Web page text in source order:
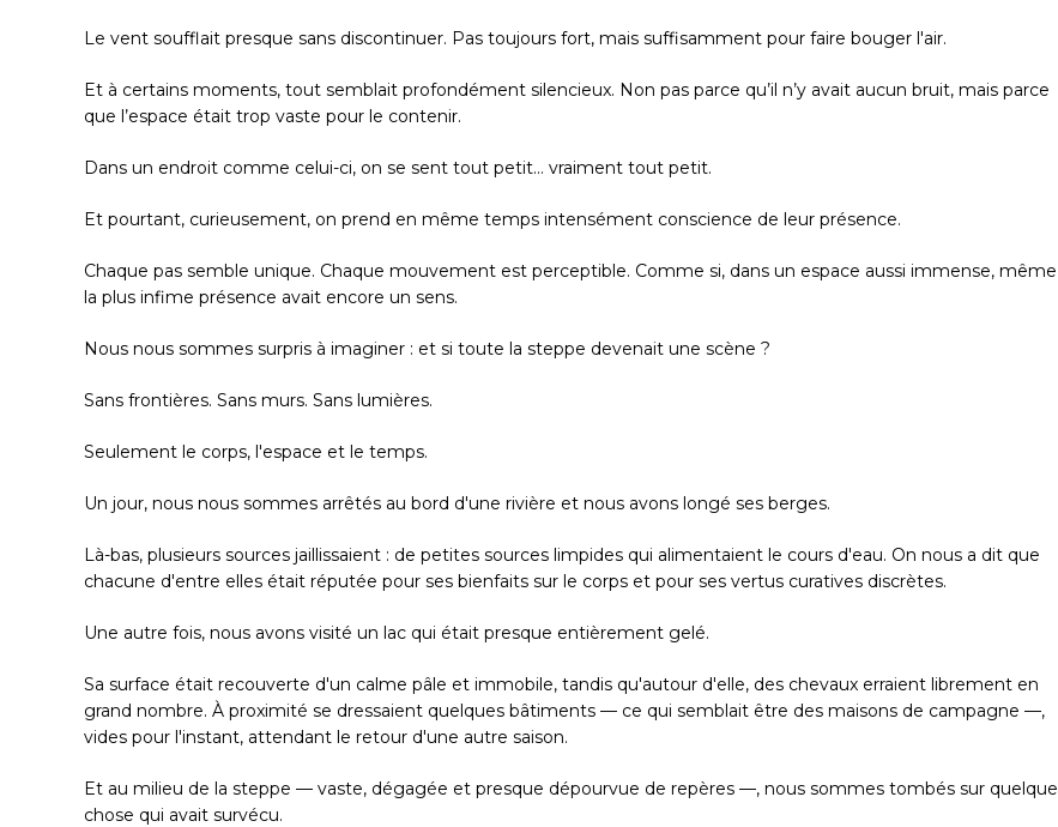
Le vent soufflait presque sans discontinuer. Pas toujours fort, mais suffisamment pour faire bouger l'air.
Et à certains moments, tout semblait profondément silencieux. Non pas parce qu’il n’y avait aucun bruit, mais parce
que l’espace était trop vaste pour le contenir.
Dans un endroit comme celui-ci, on se sent tout petit… vraiment tout petit.
Et pourtant, curieusement, on prend en même temps intensément conscience de leur présence.
Chaque pas semble unique. Chaque mouvement est perceptible. Comme si, dans un espace aussi immense, même
la plus infime présence avait encore un sens.
Nous nous sommes surpris à imaginer : et si toute la steppe devenait une scène ?
Sans frontières. Sans murs. Sans lumières.
Seulement le corps, l'espace et le temps.
Un jour, nous nous sommes arrêtés au bord d'une rivière et nous avons longé ses berges.
Là-bas, plusieurs sources jaillissaient : de petites sources limpides qui alimentaient le cours d'eau. On nous a dit que
chacune d'entre elles était réputée pour ses bienfaits sur le corps et pour ses vertus curatives discrètes.
Une autre fois, nous avons visité un lac qui était presque entièrement gelé.
Sa surface était recouverte d'un calme pâle et immobile, tandis qu'autour d'elle, des chevaux erraient librement en
grand nombre. À proximité se dressaient quelques bâtiments — ce qui semblait être des maisons de campagne —,
vides pour l'instant, attendant le retour d'une autre saison.
Et au milieu de la steppe — vaste, dégagée et presque dépourvue de repères —, nous sommes tombés sur quelque
chose qui avait survécu.